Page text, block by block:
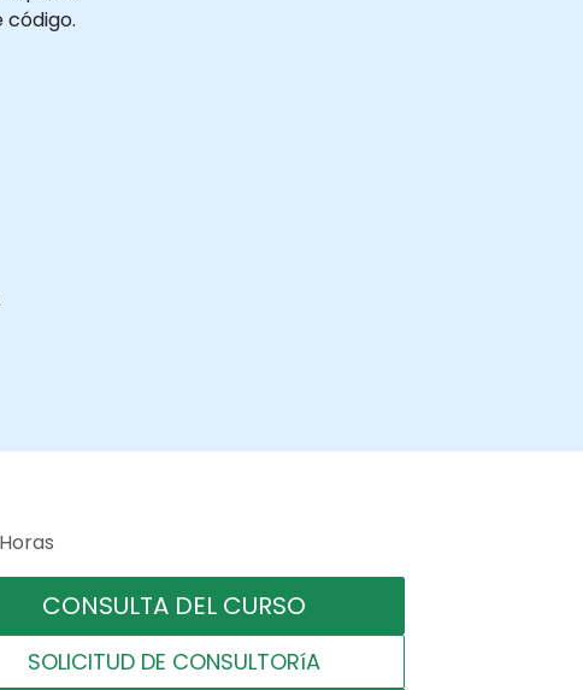
código.
CONSULTA DEL CURSO
SOLICITUD DE CONSULTORíA